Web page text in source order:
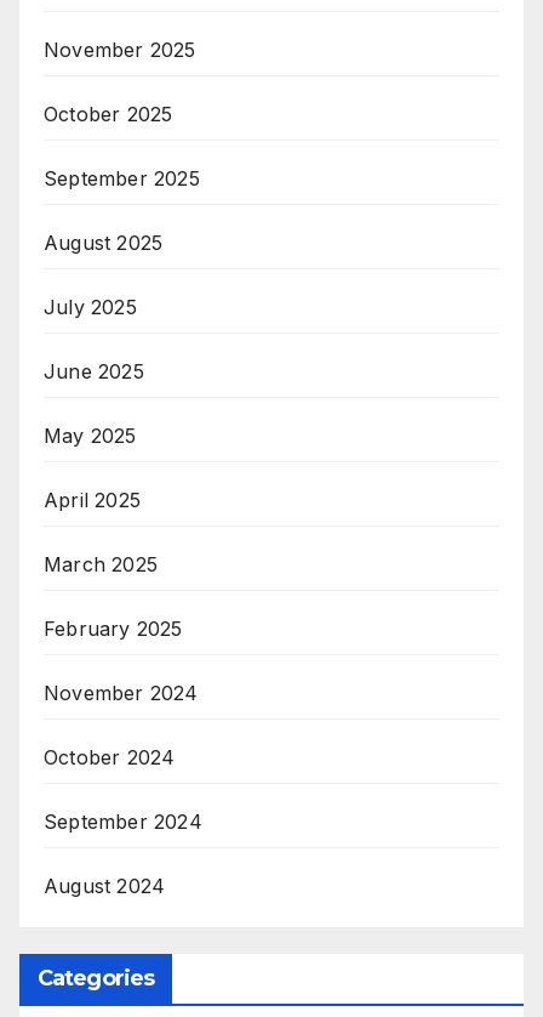
November 2025
October 2025
September 2025
August 2025
July 2025
June 2025
May 2025
April 2025
March 2025
February 2025
November 2024
October 2024
September 2024
August 2024
Categories